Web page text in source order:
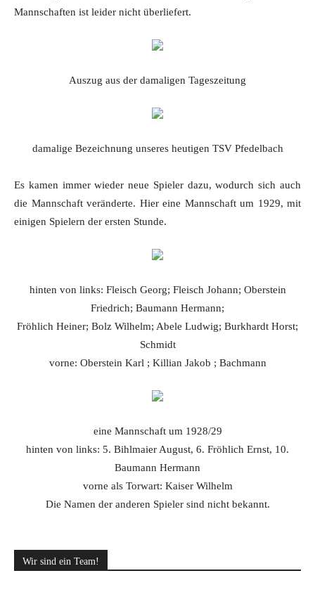
Mannschaften ist leider nicht überliefert.
Auszug aus der damaligen Tageszeitung
damalige Bezeichnung unseres heutigen TSV Pfedelbach
Es kamen immer wieder neue Spieler dazu, wodurch sich auch
die Mannschaft veränderte. Hier eine Mannschaft um 1929, mit
einigen Spielern der ersten Stunde.
hinten von links: Fleisch Georg; Fleisch Johann; Oberstein
Friedrich; Baumann Hermann;
Fröhlich Heiner; Bolz Wilhelm; Abele Ludwig; Burkhardt Horst;
Schmidt
vorne: Oberstein Karl ; Killian Jakob ; Bachmann
eine Mannschaft um 1928/29
hinten von links: 5. Bihlmaier August, 6. Fröhlich Ernst, 10.
Baumann Hermann
vorne als Torwart: Kaiser Wilhelm
Die Namen der anderen Spieler sind nicht bekannt.
Wir sind ein Team!